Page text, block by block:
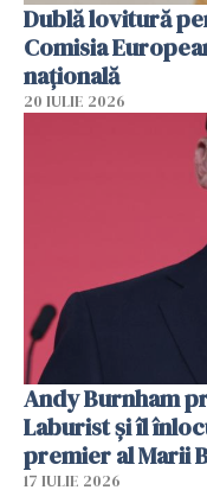
Dublă lovitură
Comisia
națională
20 IULIE 2026
Andy Burnham
Laburist și îl
premier al Marii
17 IULIE 2026